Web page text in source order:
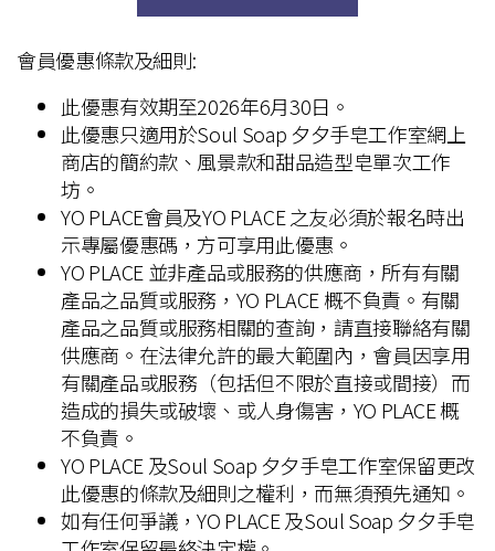
會員優惠條款及細則:
此優惠有效期至2026年6月30日。
此優惠只適用於Soul Soap 夕夕手皂工作室網上
商店的簡約款、風景款和甜品造型皂單次工作
坊。
YO PLACE會員及YO PLACE 之友必須於報名時出
示專屬優惠碼，方可享用此優惠 。
YO PLACE 並非產品或服務的供應商，所有有關
產品之品質或服務， YO PLACE概不負責。有關
產品之品質或服務相關的查詢，請直接聯絡有關
供應商。在法律允許的最大範圍內，會員因享用
有關產品或服務（包括但不限於直接或間接）而
造成的損失或破壞、或人身傷害， YO PLACE概
不負責。
YO PLACE及Soul Soap 夕夕手皂工作室保留更改
此優惠的條款及細則之權利，而無須預先通知。
如有任何爭議，YO PLACE及Soul Soap 夕夕手皂